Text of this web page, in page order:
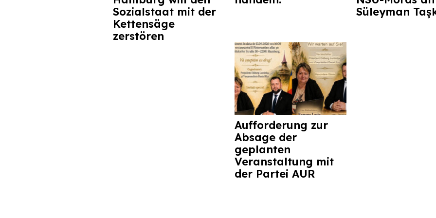
Sozialstaat mit der
Kettensäge
zerstören
Süleyman
Aufforderung zur
Absage der
geplanten
Veranstaltung mit
der Partei AUR